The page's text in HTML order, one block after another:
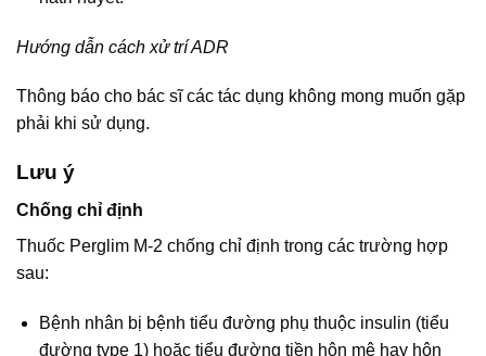
Hướng dẫn cách xử trí ADR
Thông báo cho bác sĩ các tác dụng không mong muốn gặp
phải khi sử dụng.
Lưu ý
Chống chỉ định
Thuốc Perglim M-2 chống chỉ định trong các trường hợp
sau:
Bệnh nhân bị bệnh tiểu đường phụ thuộc insulin (tiểu
đường type 1) hoặc tiểu đường tiền hôn mê hay hôn